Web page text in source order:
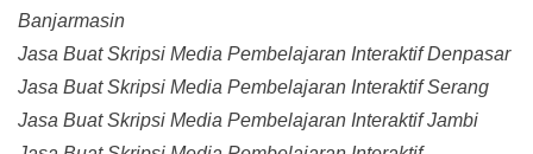
Banjarmasin
Jasa Buat Skripsi Media Pembelajaran Interaktif Denpasar
Jasa Buat Skripsi Media Pembelajaran Interaktif Serang
Jasa Buat Skripsi Media Pembelajaran Interaktif Jambi